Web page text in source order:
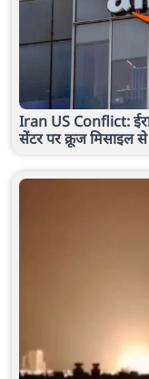
Iran US Conflict:
सेंटर पर क्रूज मिसाइल